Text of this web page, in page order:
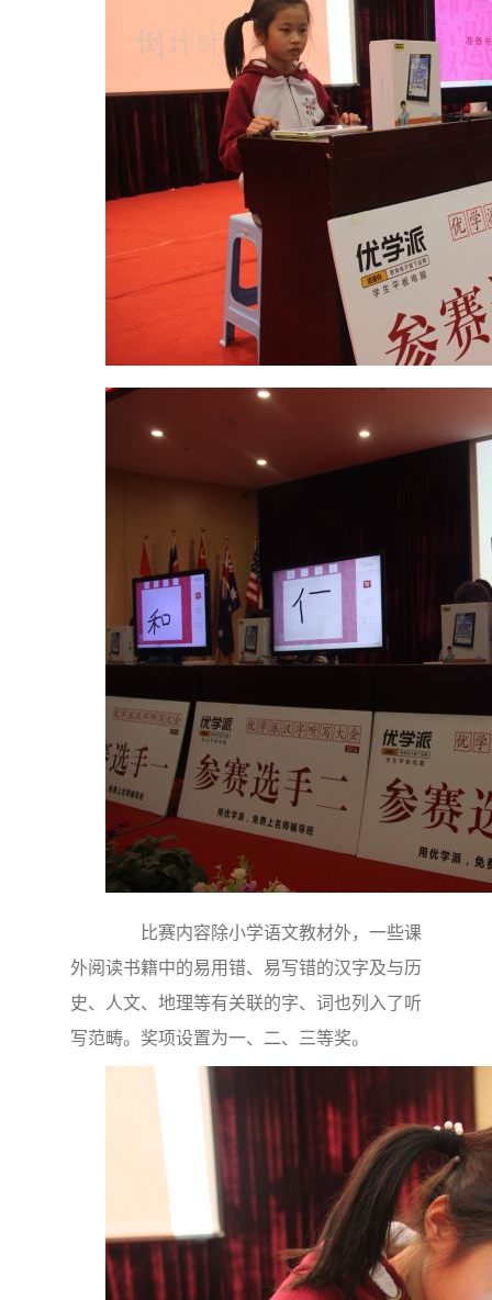
比赛内容除小学语文教材外，一些课
外阅读书籍中的易用错、易写错的汉字及与历
史、人文、地理等有关联的字、词也列入了听
写范畴。奖项设置为一、二、三等奖。